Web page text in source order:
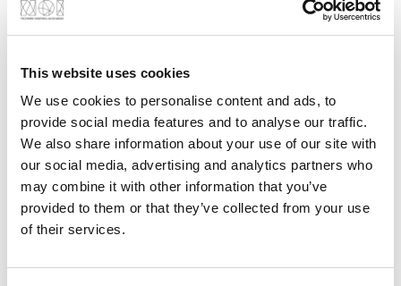
This website uses cookies
We use cookies to personalise content and ads, to
provide social media features and to analyse our traffic.
We also share information about your use of our site with
our social media, advertising and analytics partners who
may combine it with other information that you’ve
provided to them or that they’ve collected from your use
of their services.
Jahre lang getestet. Die
Anerkennung durch RINA
bestätigt nun, dass die Software Anlagenbetreiber
Nachhaltigkeitsnachweise
nachvollziehbar zu erstellen. Grundlage dafür sind die
Vorgaben der UNI/TS 11567:2024 und des
Ministerialdekrets vom 7. August 2024 zur
Rückverfolgbarkeit der eingesetzten Biomasse und
zur Ausstellung von Nachhaltigkeitszertifikaten.
„Diese Validierung betrifft das Compliance-Modul
unseres Biogas Optitool, also jenen Teil der Software,